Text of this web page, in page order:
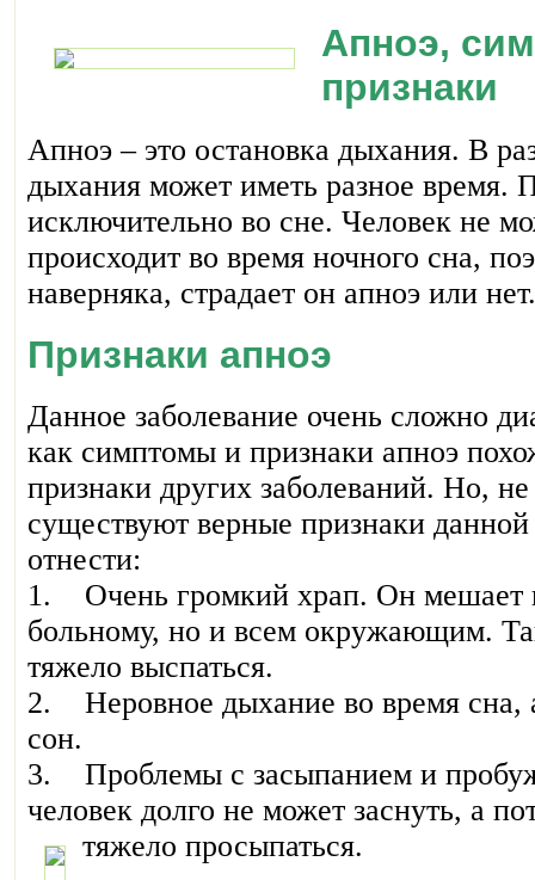
Апноэ,
признаки
Апноэ – это остановка дыхания. В
дыхания может иметь разное время.
исключительно во сне. Человек не
происходит во время ночного сна,
наверняка, страдает он апноэ или нет.
Признаки апноэ
Данное заболевание очень сложно
как симптомы и признаки апноэ
признаки других заболеваний. Но,
существуют верные признаки
отнести:
1. Очень громкий храп. Он мешает
больному, но и всем окружающим.
тяжело выспаться.
2. Неровное дыхание во время сна,
сон.
3. Проблемы с засыпанием и
человек долго не может заснуть, а
тяжело просыпаться.